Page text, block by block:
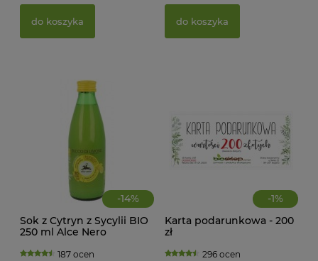
do koszyka do koszyka
-14%
Sok z Cytryn z Sycylii BIO
250 ml Alce Nero
187 ocen
-1%
Karta podarunkowa - 200
zł
296 ocen